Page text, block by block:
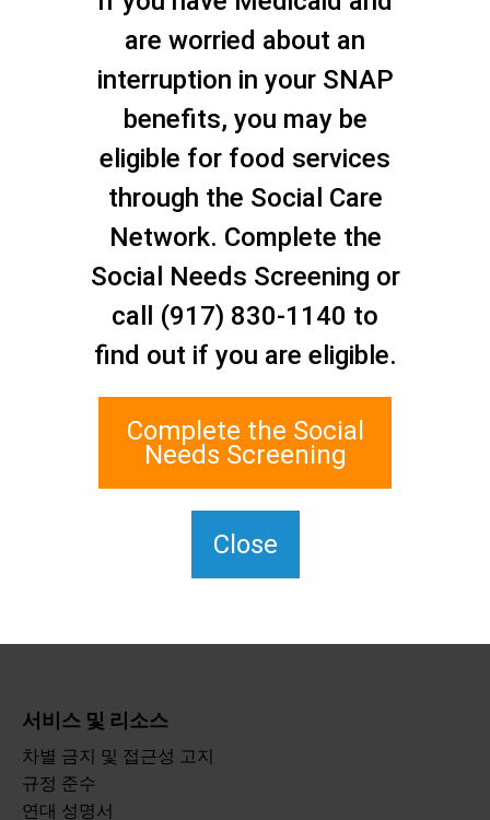
문의하기
스태튼 아일랜드 소셜 케어
스태튼 아일랜드, 뉴욕
서비스 및 리소스
차별 금지 및 접근성 고지
규정 준수
연대 성명서
are worried about an
interruption in your SNAP
benefits, you may be
eligible for food services
through the Social Care
Network. Complete the
Social Needs Screening or
call (917) 830-1140 to
find out if you are eligible.
Complete the Social
Needs Screening
Close